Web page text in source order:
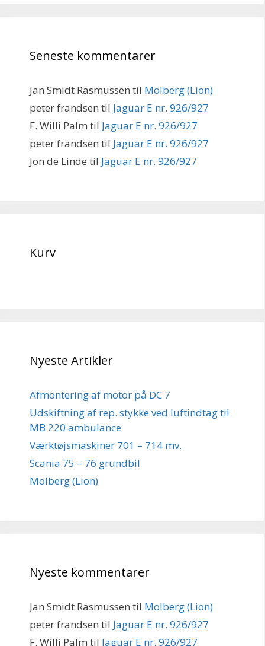
Seneste kommentarer
Jan Smidt Rasmussen til Molberg (Lion)
peter frandsen til Jaguar E nr. 926/927
F. Willi Palm til Jaguar E nr. 926/927
peter frandsen til Jaguar E nr. 926/927
Jon de Linde til Jaguar E nr. 926/927
Kurv
Nyeste Artikler
Afmontering af motor på DC 7
Udskiftning af rep. stykke ved luftindtag til
MB 220 ambulance
Værktøjsmaskiner 701 – 714 mv.
Scania 75 – 76 grundbil
Molberg (Lion)
Nyeste kommentarer
Jan Smidt Rasmussen til Molberg (Lion)
peter frandsen til Jaguar E nr. 926/927
F. Willi Palm til Jaguar E nr. 926/927